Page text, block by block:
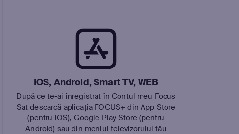
IOS, Android, Smart TV, WEB
După ce te-ai înregistrat în Contul meu Focus
Sat descarcă aplicația FOCUS+ din App Store
(pentru iOS), Google Play Store (pentru
Android) sau din meniul televizorului tău